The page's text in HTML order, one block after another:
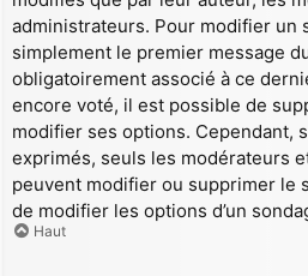
administrateurs. Pour modifier un
simplement le premier message
obligatoirement associé à ce
encore voté, il est possible de
modifier ses options. Cependant,
exprimés, seuls les modérateurs
peuvent modifier ou supprimer le
de modifier les options d’un
Haut